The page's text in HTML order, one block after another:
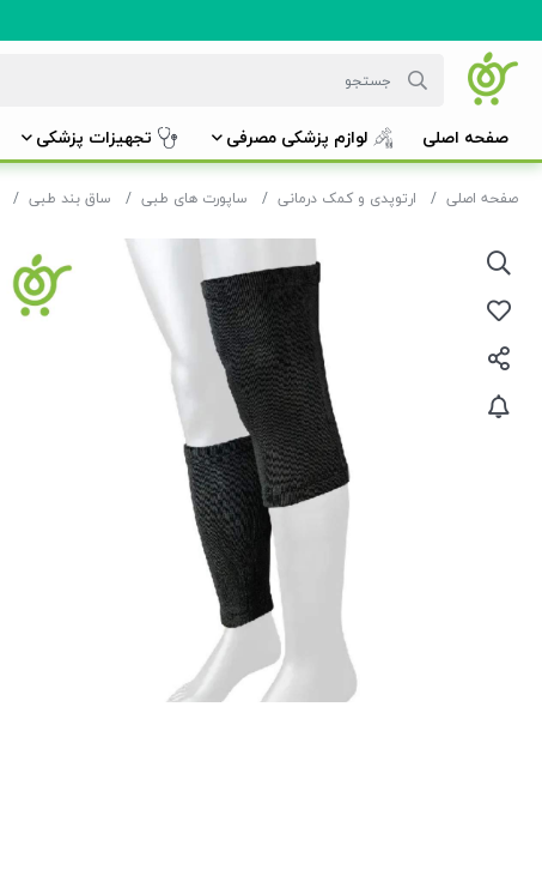
صفحه اصلی لوازم پزشکی مصرفی تجهیزات پزشکی
صفحه اصلی ارتوپدی و کمک درمانی ساپورت های طبی ساق بند طبی